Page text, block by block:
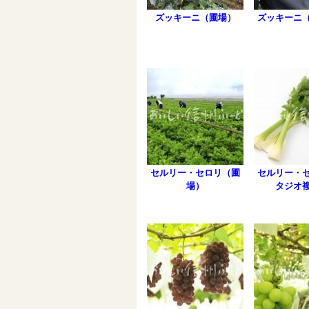
ズッキーニ（圃場） ズッキーニ
セルリー・セロリ（圃
場）
セルリー・
タジオ